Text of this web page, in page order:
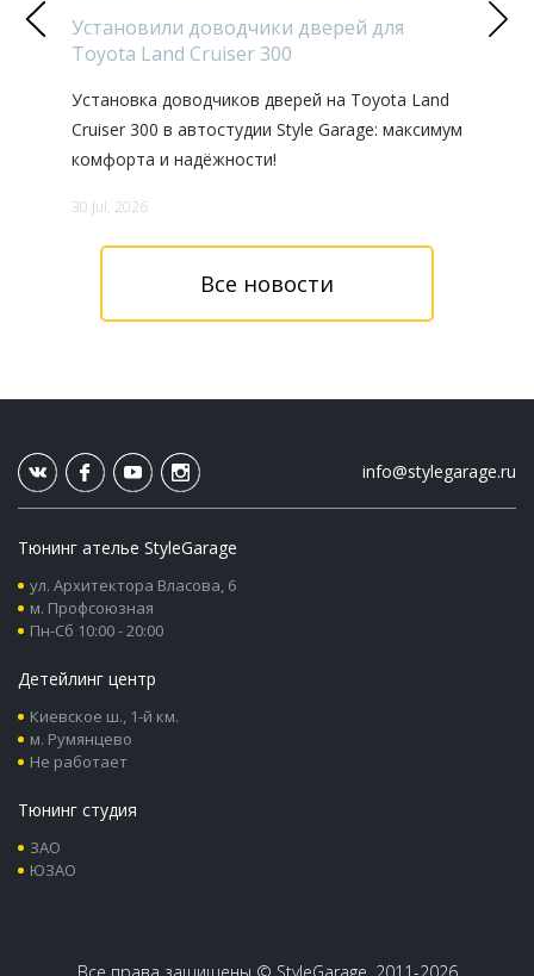
2026
Установили доводчики дверей для
Toyota Land Cruiser 300
Установка доводчиков дверей на Toyota Land
Cruiser 300 в автостудии Style Garage: максимум
комфорта и надёжности!
30 Jul, 2026
Все новости
info@stylegarage.ru
Тюнинг ателье StyleGarage
ул. Архитектора Власова, 6
м. Профсоюзная
Пн-Сб 10:00 - 20:00
Детейлинг центр
Киевское ш., 1-й км.
м. Румянцево
Не работает
Тюнинг студия
ЗАО
ЮЗАО